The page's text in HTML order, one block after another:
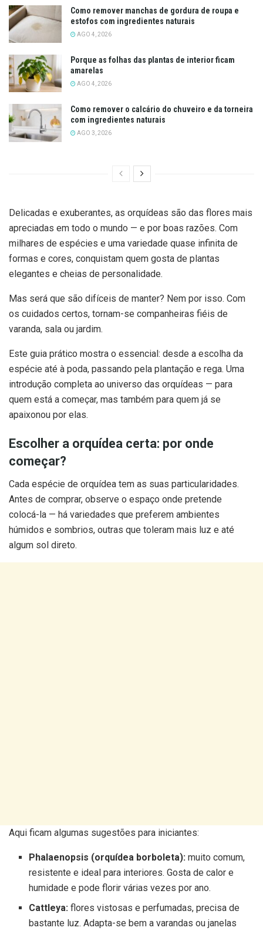
Como remover manchas de gordura de roupa e
estofos com ingredientes naturais
AGO 4, 2026
Porque as folhas das plantas de interior ficam
amarelas
AGO 4, 2026
Como remover o calcário do chuveiro e da torneira
com ingredientes naturais
AGO 3, 2026
Delicadas e exuberantes, as orquídeas são das flores mais
apreciadas em todo o mundo — e por boas razões. Com
milhares de espécies e uma variedade quase infinita de
formas e cores, conquistam quem gosta de plantas
elegantes e cheias de personalidade.
Mas será que são difíceis de manter? Nem por isso. Com
os cuidados certos, tornam-se companheiras fiéis de
varanda, sala ou jardim.
Este guia prático mostra o essencial: desde a escolha da
espécie até à poda, passando pela plantação e rega. Uma
introdução completa ao universo das orquídeas — para
quem está a começar, mas também para quem já se
apaixonou por elas.
Escolher a orquídea certa: por onde
começar?
Cada espécie de orquídea tem as suas particularidades.
Antes de comprar, observe o espaço onde pretende
colocá-la — há variedades que preferem ambientes
húmidos e sombrios, outras que toleram mais luz e até
algum sol direto.
Aqui ficam algumas sugestões para iniciantes:
Phalaenopsis (orquídea borboleta): muito comum,
resistente e ideal para interiores. Gosta de calor e
humidade e pode florir várias vezes por ano.
Cattleya: flores vistosas e perfumadas, precisa de
bastante luz. Adapta-se bem a varandas ou janelas